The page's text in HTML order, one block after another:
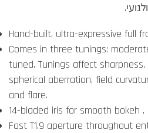
Hand-built, ultra-expressive full
Comes in three tunings:
tuned. Tunings affect
spherical aberration, field
and flare.
14-bladed iris for smooth bokeh .
Fast T1.9 aperture throughout